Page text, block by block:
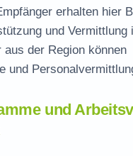
erhalten hier
und Vermittlung
aus der Region können
und
und